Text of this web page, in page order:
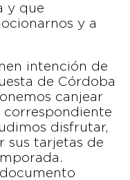
y que
y a
intención de
de Córdoba
canjear
correspondiente
disfrutar,
sus tarjetas de